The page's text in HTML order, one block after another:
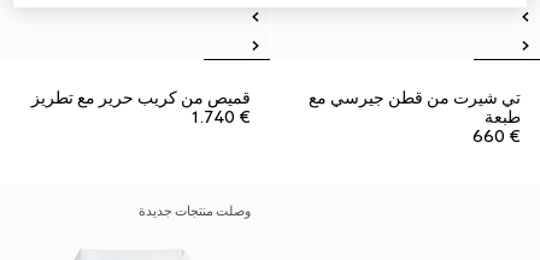
تي شيرت من قطن جيرسي مع
طبعة
€ 660
قميص من كريب حرير مع تطريز
€ 1.740
وصلت منتجات جديدة